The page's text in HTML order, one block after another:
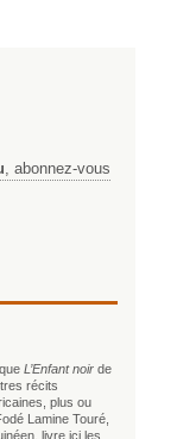
, abonnez-vous
L’Enfant noir de
récits
plus ou
Lamine Touré,
livre ici les